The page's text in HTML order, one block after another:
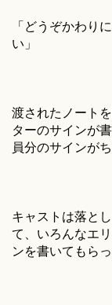
「どうぞかわり
い」
渡されたノート
ターのサインが
員分のサインが
キャストは落と
て、いろんなエ
ンを書いてもら